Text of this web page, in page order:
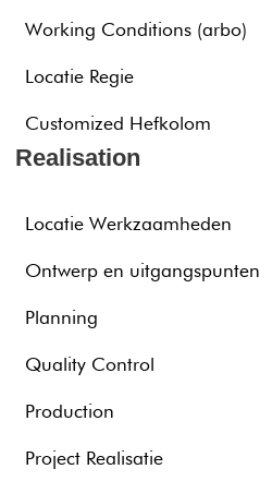
Working Conditions (arbo)
Locatie Regie
Customized Hefkolom
Realisation
Locatie Werkzaamheden
Ontwerp en uitgangspunten
Planning
Quality Control
Production
Project Realisatie